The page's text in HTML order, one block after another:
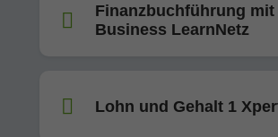
Finanzbuchführung mit
Business LearnNetz
Lohn und Gehalt 1